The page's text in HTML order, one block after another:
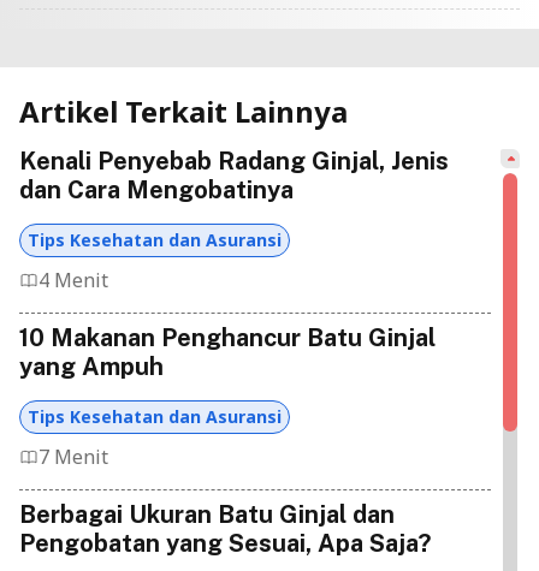
Artikel Terkait Lainnya
Kenali Penyebab Radang Ginjal, Jenis
dan Cara Mengobatinya
Tips Kesehatan dan Asuransi
4 Menit
10 Makanan Penghancur Batu Ginjal
yang Ampuh
Tips Kesehatan dan Asuransi
7 Menit
Berbagai Ukuran Batu Ginjal dan
Pengobatan yang Sesuai, Apa Saja?